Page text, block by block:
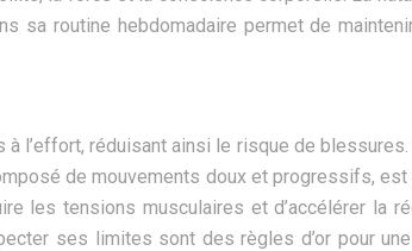
sa routine hebdomadaire permet de
l’effort, réduisant ainsi le risque de
de mouvements doux et progressifs, est
les tensions musculaires et d’accélérer la
ses limites sont des règles d’or pour